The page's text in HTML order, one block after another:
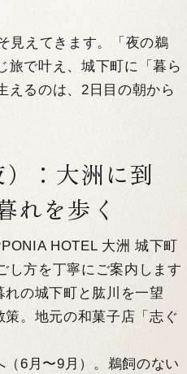
見えてきます。「夜の鵜
旅で叶え、城下町に「暮ら
えるのは、2日目の朝から
：大洲に到
れを歩く
HOTEL 大洲 城下町
し方を丁寧にご案内します
れの城下町と肱川を一望
。地元の和菓子店「志ぐ
6月〜9月）。鵜飼のない